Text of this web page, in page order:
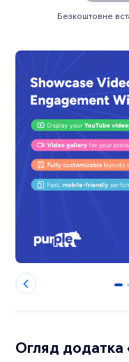
Безкоштовне
0
Огляд додатка